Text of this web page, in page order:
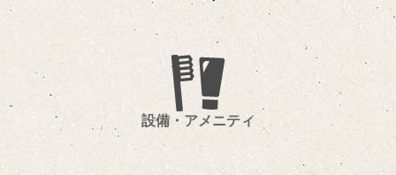
設備・アメニティ